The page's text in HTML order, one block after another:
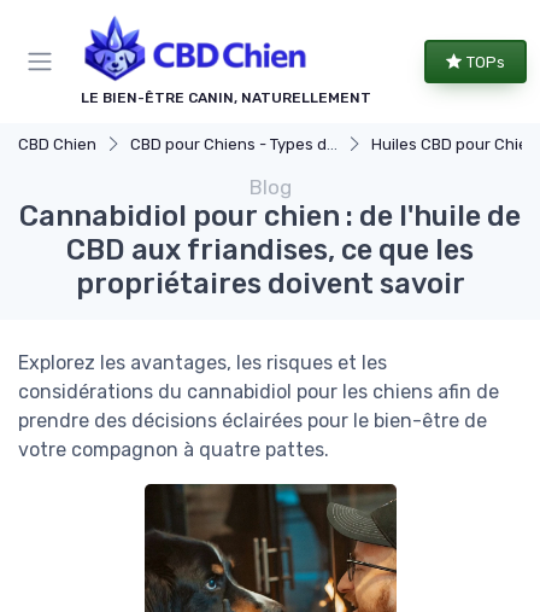
LE BIEN-ÊTRE CANIN, NATURELLEMENT
TOPs
CBD Chien CBD pour Chiens - Types de Produits Huiles CBD pour
Blog
Cannabidiol pour chien : de l'huile de
CBD aux friandises, ce que les
propriétaires doivent savoir
Explorez les avantages, les risques et les
considérations du cannabidiol pour les chiens afin de
prendre des décisions éclairées pour le bien-être de
votre compagnon à quatre pattes.
Panneau de gestion des cookies